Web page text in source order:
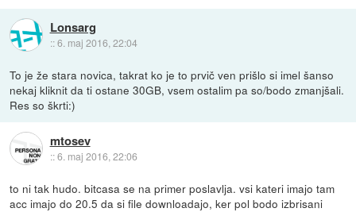
Lonsarg
::6. maj 2016, 22:04
To je že stara novica, takrat ko je to prvič ven prišlo si imel šanso
nekaj kliknit da ti ostane 30GB, vsem ostalim pa so/bodo zmanjšali.
Res so škrti:)
mtosev
::6. maj 2016, 22:06
to ni tak hudo. bitcasa se na primer poslavlja. vsi kateri imajo tam
acc imajo do 20.5 da si file downloadajo, ker pol bodo izbrisani